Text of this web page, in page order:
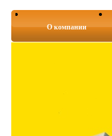
О компании